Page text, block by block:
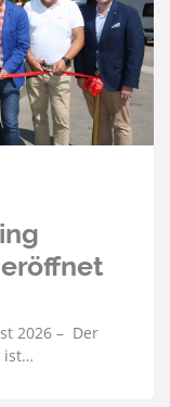
2026 – Der
ist…